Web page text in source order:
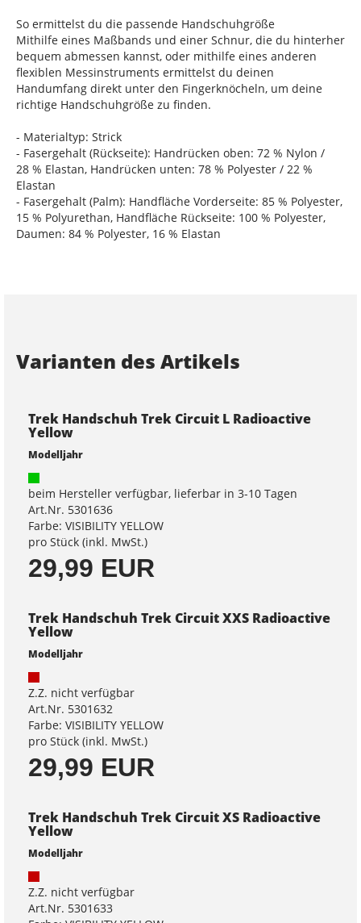
So ermittelst du die passende Handschuhgröße
Mithilfe eines Maßbands und einer Schnur, die du hinterher
bequem abmessen kannst, oder mithilfe eines anderen
flexiblen Messinstruments ermittelst du deinen
Handumfang direkt unter den Fingerknöcheln, um deine
richtige Handschuhgröße zu finden.
- Materialtyp: Strick
- Fasergehalt (Rückseite): Handrücken oben: 72 % Nylon /
28 % Elastan, Handrücken unten: 78 % Polyester / 22 %
Elastan
- Fasergehalt (Palm): Handfläche Vorderseite: 85 % Polyester,
15 % Polyurethan, Handfläche Rückseite: 100 % Polyester,
Daumen: 84 % Polyester, 16 % Elastan
Varianten des Artikels
Trek Handschuh Trek Circuit L Radioactive
Yellow
Modelljahr
beim Hersteller verfügbar, lieferbar in 3-10 Tagen
Art.Nr. 5301636
Farbe: VISIBILITY YELLOW
pro Stück (inkl. MwSt.)
29,99 EUR
Trek Handschuh Trek Circuit XXS Radioactive
Yellow
Modelljahr
Z.Z. nicht verfügbar
Art.Nr. 5301632
Farbe: VISIBILITY YELLOW
pro Stück (inkl. MwSt.)
29,99 EUR
Trek Handschuh Trek Circuit XS Radioactive
Yellow
Modelljahr
Z.Z. nicht verfügbar
Art.Nr. 5301633